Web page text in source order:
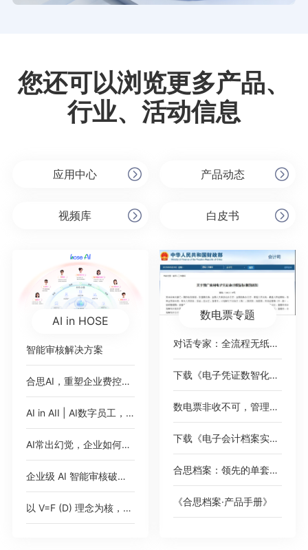
您还可以浏览更多产品、
行业、活动信息
应用中心 产品动态
视频库 白皮书
AI in HOSE
智能审核解决方案
合思AI，重塑企业费控范式
AI in AII | AI数字员工，即将加入你的公司
AI常出幻觉，企业如何应对？
企业级 AI 智能审核破解 2000 + 高端女装门店费控痛点，树连锁零售数智化新标杆
以 V=F (D) 理念为核，AI 对话式填单破报销痛点，驱动财务数智化价值跃迁
数电票专题
对话专家：全流程无纸化，破局数电票
下载《电子凭证数智化无需报销绿皮书》
数电票非收不可，管理难题如何绕过？
下载《电子会计档案实践案例集》
合思档案：领先的单套制电子会计档案管理平台
《合思档案·产品手册》